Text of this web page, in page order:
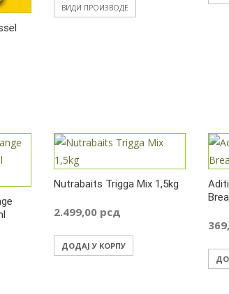
ВИДИ ПРОИЗВОДЕ
Nutrabaits Trigga Mix 1,5kg
2.499,00 рсд
ДОДАЈ У КОРПУ